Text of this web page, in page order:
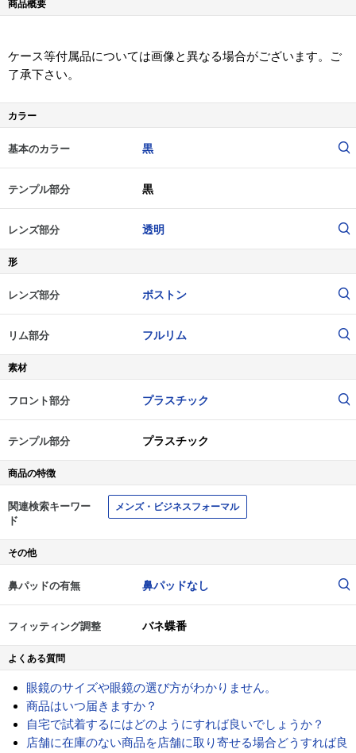
商品概要
ケース等付属品については画像と異なる場合がございます。ご
了承下さい。
カラー
基本のカラー 黒
テンプル部分 黒
レンズ部分 透明
形
レンズ部分 ボストン
リム部分 フルリム
素材
フロント部分 プラスチック
テンプル部分 プラスチック
商品の特徴
関連検索キーワー
ド
メンズ・ビジネスフォーマル
その他
鼻パッドの有無 鼻パッドなし
フィッティング調整 バネ蝶番
よくある質問
眼鏡のサイズや眼鏡の選び方がわかりません。
商品はいつ届きますか？
自宅で試着するにはどのようにすれば良いでしょうか？
店舗に在庫のない商品を店舗に取り寄せる場合どうすれば良